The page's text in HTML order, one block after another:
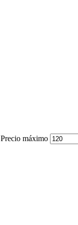
Precio máximo